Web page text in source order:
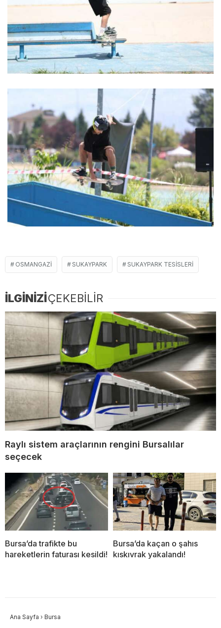
OSMANGAZI SUKAYPARK SUKAYPARK TESISLERI
İLGİNİZİÇEKEBİLİR
Raylı sistem araçlarının rengini Bursalılar
seçecek
Bursa’da trafikte bu
hareketlerin faturası kesildi!
Bursa’da kaçan o şahıs
kıskıvrak yakalandı!
Ana Sayfa › Bursa